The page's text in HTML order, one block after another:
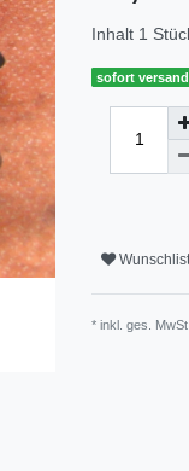
Inhalt 1
sofort
* inkl. ges.